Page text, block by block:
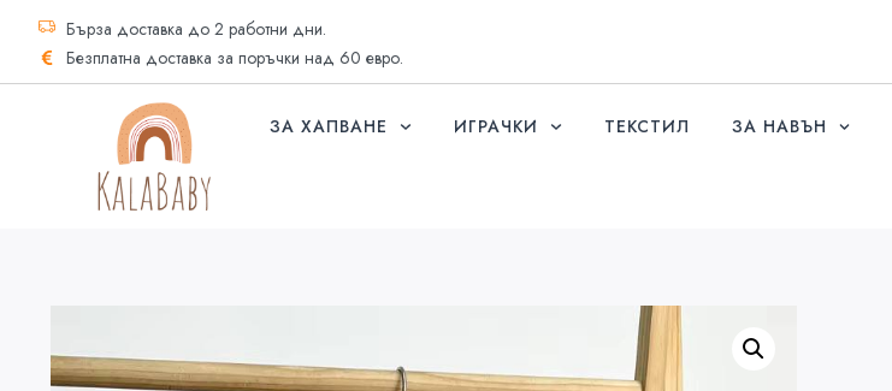
Бърза доставка до 2 работни дни.
Безплатна доставка за поръчки над 60 евро.
ЗА ХАПВАНЕ ИГРАЧКИ ТЕКСТИЛ ЗА НАВЪН